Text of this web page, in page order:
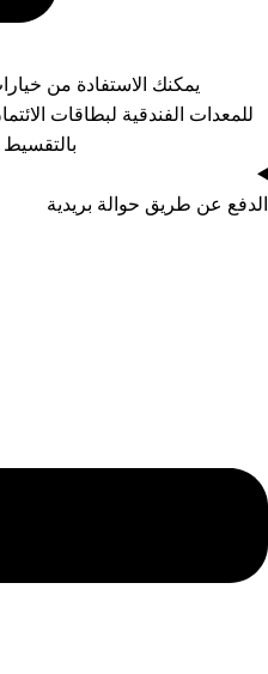
يمكنك الاستفادة من
للمعدات الفندقية لبطاقات
بالتقسيط
الدفع عن طريق حوالة بريدية